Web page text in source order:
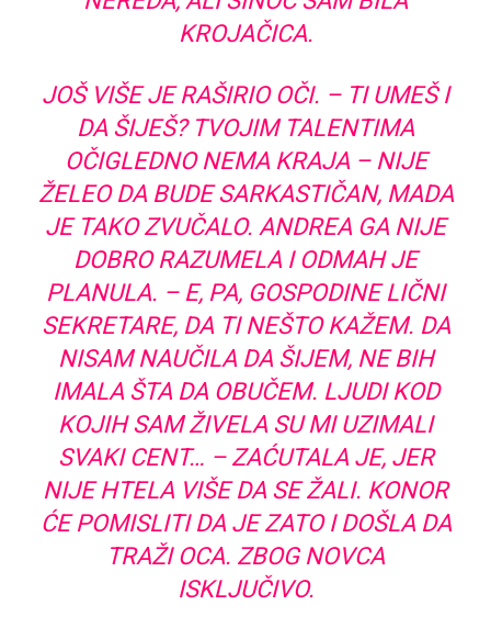
KROJAČICA.
JOŠ VIŠE JE RAŠIRIO OČI. – TI UMEŠ I
DA ŠIJEŠ? TVOJIM TALENTIMA
OČIGLEDNO NEMA KRAJA – NIJE
ŽELEO DA BUDE SARKASTIČAN, MADA
JE TAKO ZVUČALO. ANDREA GA NIJE
DOBRO RAZUMELA I ODMAH JE
PLANULA. – E, PA, GOSPODINE LIČNI
SEKRETARE, DA TI NEŠTO KAŽEM. DA
NISAM NAUČILA DA ŠIJEM, NE BIH
IMALA ŠTA DA OBUČEM. LJUDI KOD
KOJIH SAM ŽIVELA SU MI UZIMALI
SVAKI CENT… – ZAĆUTALA JE, JER
NIJE HTELA VIŠE DA SE ŽALI. KONOR
ĆE POMISLITI DA JE ZATO I DOŠLA DA
TRAŽI OCA. ZBOG NOVCA
ISKLJUČIVO.